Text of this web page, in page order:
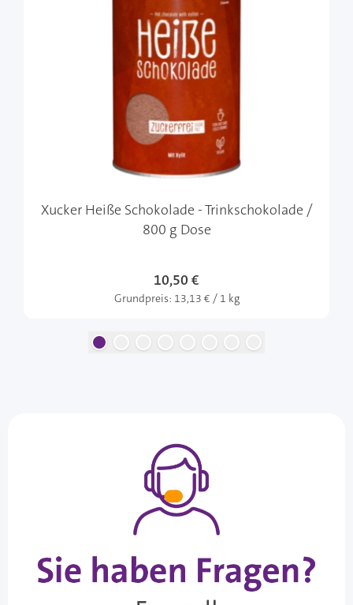
Xucker Heiße Schokolade - Trinkschokolade /
800 g Dose
10,50 €
Grundpreis: 13,13 € / 1 kg